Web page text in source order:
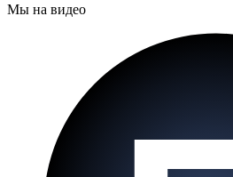
Мы на видео